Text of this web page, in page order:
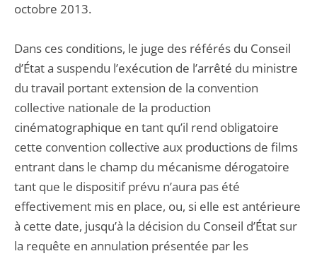
octobre 2013.
Dans ces conditions, le juge des référés du Conseil
d’État a suspendu l’exécution de l’arrêté du ministre
du travail portant extension de la convention
collective nationale de la production
cinématographique en tant qu’il rend obligatoire
cette convention collective aux productions de films
entrant dans le champ du mécanisme dérogatoire
tant que le dispositif prévu n’aura pas été
effectivement mis en place, ou, si elle est antérieure
à cette date, jusqu’à la décision du Conseil d’État sur
la requête en annulation présentée par les